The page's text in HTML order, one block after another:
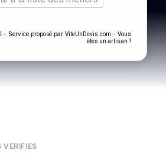
- Service proposé par ViteUnDevis.com - Vous
êtes un artisan ?
VERIFIES